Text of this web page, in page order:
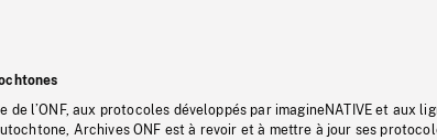
l’ONF, aux protocoles développés par imagineNATIVE et aux
Archives ONF est à revoir et à mettre à jour ses